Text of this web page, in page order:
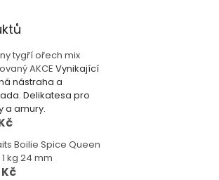
tygří ořech mix
AKCE Vynikající
nástraha a
Delikatesa pro
a amury.
Boilie Spice Queen
kg 24 mm